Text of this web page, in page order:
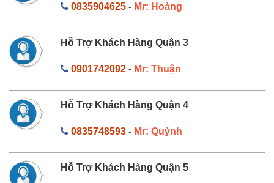
0835904625- Mr: Hoàng
Hỗ Trợ Khách Hàng Quận 3
0901742092- Mr: Thuận
Hỗ Trợ Khách Hàng Quận 4
0835748593- Mr: Quỳnh
Hỗ Trợ Khách Hàng Quận 5